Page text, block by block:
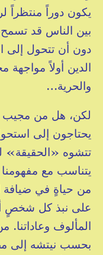
يكون دوراً منتظراً
بين الناس قد تسمح
دون أن تتحول إلى
الدين أولاً مواجهة
والحرية…
لكن، هل من مجيب
يحتاجون إلى
تتشوه «الحقيقة»
يتناسب مع
من حياةٍ في ضيافة
على نبذ كل شخصٍ أو
المألوف وعاداتنا.
بحسب نيتشه إلى